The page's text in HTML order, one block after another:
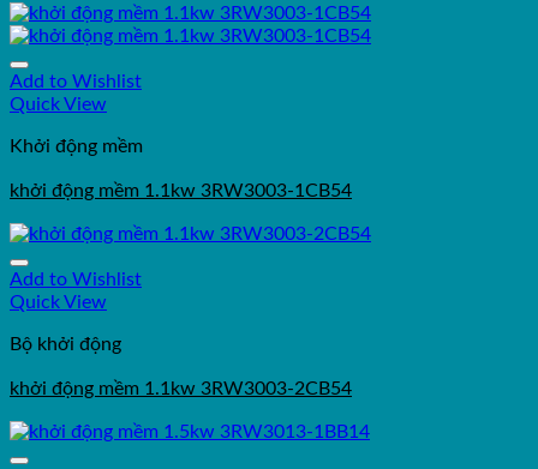
Add to Wishlist
Quick View
Khởi động mềm
khởi động mềm 1.1kw 3RW3003-1CB54
Add to Wishlist
Quick View
Bộ khởi động
khởi động mềm 1.1kw 3RW3003-2CB54